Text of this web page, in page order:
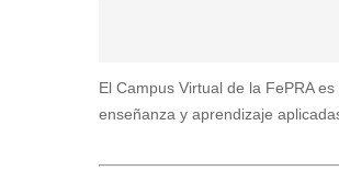
El Campus Virtual de la FePRA
enseñanza y aprendizaje